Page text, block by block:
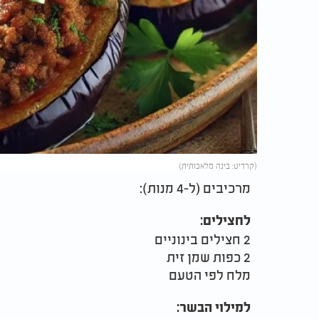
(קרדיט: בינה מלאכותית)
מרכיבים (ל-4 מנות):
לחצילים:
2 חצילים בינוניים
2 כפות שמן זית
מלח לפי הטעם
למילוי הבשר: